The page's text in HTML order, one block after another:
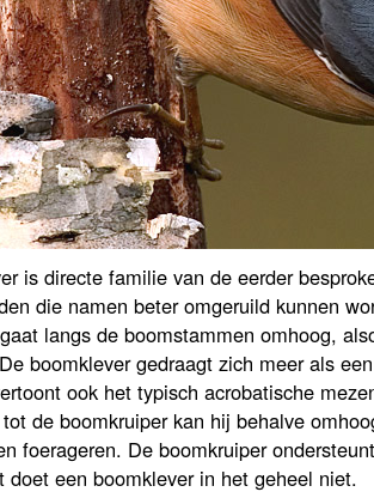
is directe familie van de eerder
die namen beter omgeruild kunnen
langs de boomstammen omhoog,
boomklever gedraagt zich meer als
ook het typisch acrobatische
de boomkruiper kan hij behalve
foerageren. De boomkruiper
doet een boomklever in het geheel niet.